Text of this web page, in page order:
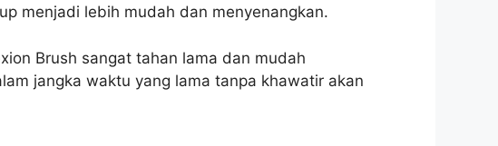
menjadi lebih mudah dan menyenangkan.
Brush sangat tahan lama dan mudah
jangka waktu yang lama tanpa khawatir akan